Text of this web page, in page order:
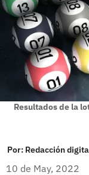
Resultados de la
Por: Redacción
10 de May, 2022